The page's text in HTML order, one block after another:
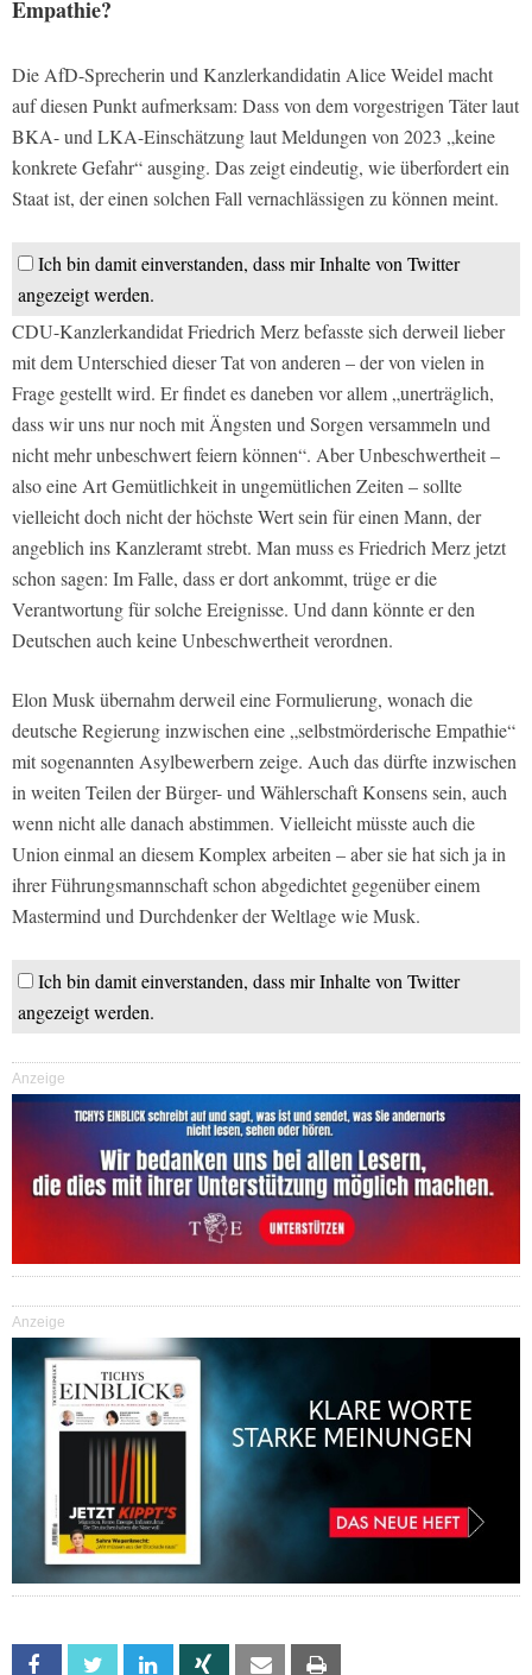
Empathie?
Die AfD-Sprecherin und Kanzlerkandidatin Alice Weidel macht
auf diesen Punkt aufmerksam: Dass von dem vorgestrigen Täter laut
BKA- und LKA-Einschätzung laut Meldungen von 2023 „keine
konkrete Gefahr“ ausging. Das zeigt eindeutig, wie überfordert ein
Staat ist, der einen solchen Fall vernachlässigen zu können meint.
Ich bin damit einverstanden, dass mir Inhalte von Twitter
angezeigt werden.
CDU-Kanzlerkandidat Friedrich Merz befasste sich derweil lieber
mit dem Unterschied dieser Tat von anderen – der von vielen in
Frage gestellt wird. Er findet es daneben vor allem „unerträglich,
dass wir uns nur noch mit Ängsten und Sorgen versammeln und
nicht mehr unbeschwert feiern können“. Aber Unbeschwertheit –
also eine Art Gemütlichkeit in ungemütlichen Zeiten – sollte
vielleicht doch nicht der höchste Wert sein für einen Mann, der
angeblich ins Kanzleramt strebt. Man muss es Friedrich Merz jetzt
schon sagen: Im Falle, dass er dort ankommt, trüge er die
Verantwortung für solche Ereignisse. Und dann könnte er den
Deutschen auch keine Unbeschwertheit verordnen.
Elon Musk übernahm derweil eine Formulierung, wonach die
deutsche Regierung inzwischen eine „selbstmörderische Empathie“
mit sogenannten Asylbewerbern zeige. Auch das dürfte inzwischen
in weiten Teilen der Bürger- und Wählerschaft Konsens sein, auch
wenn nicht alle danach abstimmen. Vielleicht müsste auch die
Union einmal an diesem Komplex arbeiten – aber sie hat sich ja in
ihrer Führungsmannschaft schon abgedichtet gegenüber einem
Mastermind und Durchdenker der Weltlage wie Musk.
Ich bin damit einverstanden, dass mir Inhalte von Twitter
angezeigt werden.
Anzeige
Anzeige
Facebook Twitter Linkedin Xing Email